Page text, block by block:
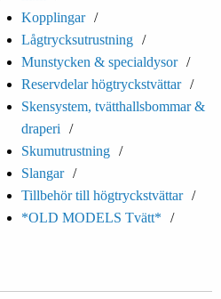
Kopplingar
Lågtrycksutrustning
Munstycken & specialdysor
Reservdelar högtryckstvättar
Skensystem, tvätthallsbommar &
draperi
Skumutrustning
Slangar
Tillbehör till högtryckstvättar
*OLD MODELS Tvätt*